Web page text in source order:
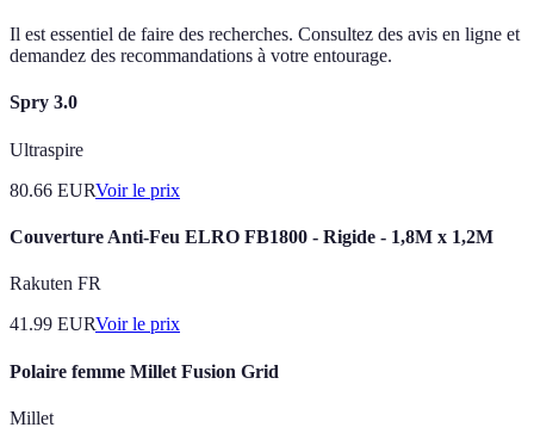
Il est essentiel de faire des recherches. Consultez des avis en ligne et
demandez des recommandations à votre entourage.
Spry 3.0
Ultraspire
80.66 EURVoir le prix
Couverture Anti-Feu ELRO FB1800 - Rigide - 1,8M x 1,2M
Rakuten FR
41.99 EURVoir le prix
Polaire femme Millet Fusion Grid
Millet